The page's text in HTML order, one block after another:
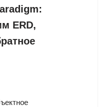
ERD,